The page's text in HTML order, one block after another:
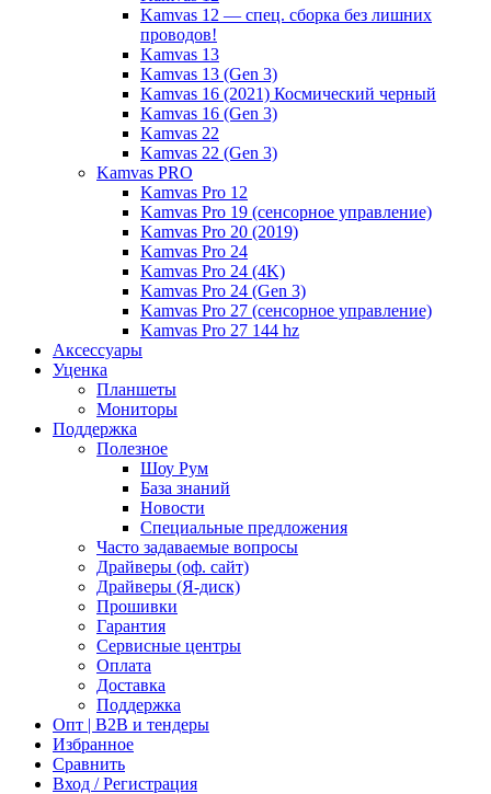
Kamvas 12 — спец. сборка без лишних
проводов!
Kamvas 13
Kamvas 13 (Gen 3)
Kamvas 16 (2021) Космический черный
Kamvas 16 (Gen 3)
Kamvas 22
Kamvas 22 (Gen 3)
Kamvas PRO
Kamvas Pro 12
Kamvas Pro 19 (сенсорное управление)
Kamvas Pro 20 (2019)
Kamvas Pro 24
Kamvas Pro 24 (4K)
Kamvas Pro 24 (Gen 3)
Kamvas Pro 27 (сенсорное управление)
Kamvas Pro 27 144 hz
Аксессуары
Уценка
Планшеты
Мониторы
Поддержка
Полезное
Шоу Рум
База знаний
Новости
Специальные предложения
Часто задаваемые вопросы
Драйверы (оф. сайт)
Драйверы (Я-диск)
Прошивки
Гарантия
Сервисные центры
Оплата
Доставка
Поддержка
Опт | B2B и тендеры
Избранное
Сравнить
Вход / Регистрация